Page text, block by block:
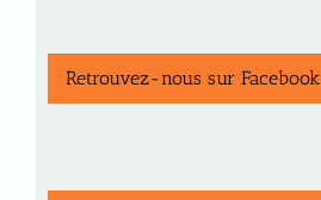
Retrouvez-nous sur Facebook